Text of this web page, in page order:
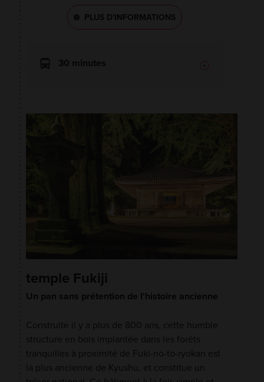
PLUS D'INFORMATIONS
30 minutes
temple Fukiji
Un pan sans prétention de l'histoire ancienne
Construite il y a plus de 800 ans, cette humble
structure en bois implantée dans les forêts
tranquilles à proximité de Fuki-no-to-ryokan est
la plus ancienne de Kyushu, et constitue un